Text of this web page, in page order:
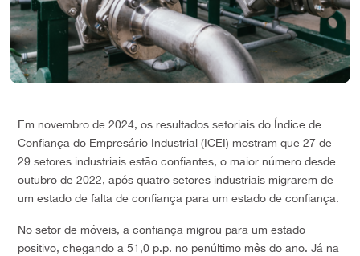
Em novembro de 2024, os resultados setoriais do Índice de
Confiança do Empresário Industrial (ICEI) mostram que 27 de
29 setores industriais estão confiantes, o maior número desde
outubro de 2022, após quatro setores industriais migrarem de
um estado de falta de confiança para um estado de confiança.
No setor de móveis, a confiança migrou para um estado
positivo, chegando a 51,0 p.p. no penúltimo mês do ano. Já na